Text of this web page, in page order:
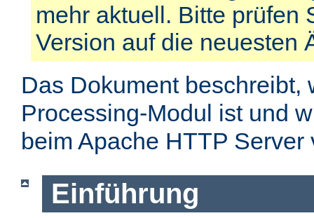
mehr aktuell. Bitte prüfen
Version auf die neuesten
Das Dokument beschreibt,
Processing-Modul ist und
beim Apache HTTP
Einführung